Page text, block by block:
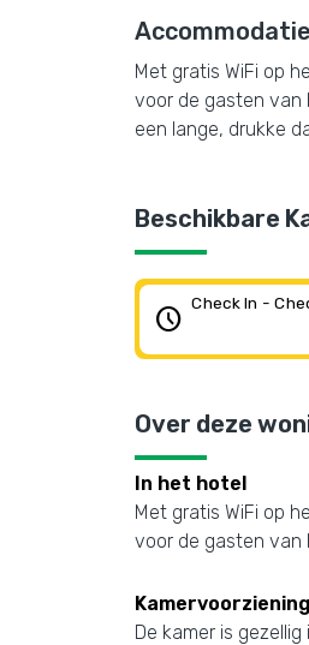
Met gratis WiFi op
voor de gasten van
een lange, drukke
Beschikbare
schedule Check In -
Over deze
In het hotel
Met gratis WiFi op
voor de gasten van
De kamer is